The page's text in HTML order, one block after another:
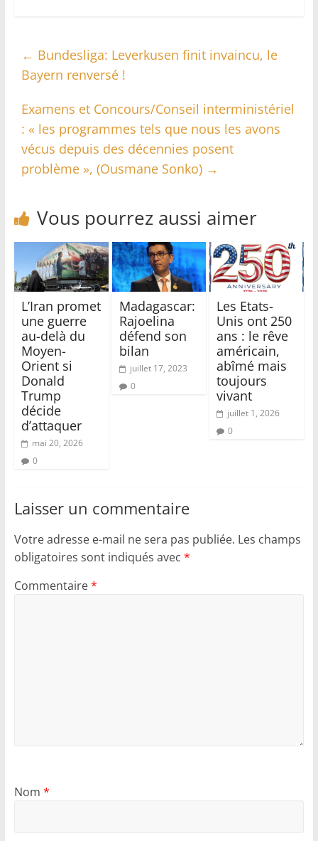
← Bundesliga: Leverkusen finit invaincu, le
Bayern renversé !
Examens et Concours/Conseil interministériel
: « les programmes tels que nous les avons
vécus depuis des décennies posent
problème », (Ousmane Sonko) →
Vous pourrez aussi aimer
L’Iran promet
une guerre
au-delà du
Moyen-
Orient si
Donald
Trump
décide
d’attaquer
mai 20, 2026
0
Madagascar:
Rajoelina
défend son
bilan
juillet 17, 2023
0
Les Etats-
Unis ont 250
ans : le rêve
américain,
abîmé mais
toujours
vivant
juillet 1, 2026
0
Laisser un commentaire
Votre adresse e-mail ne sera pas publiée. Les champs
obligatoires sont indiqués avec *
Commentaire*
Nom *